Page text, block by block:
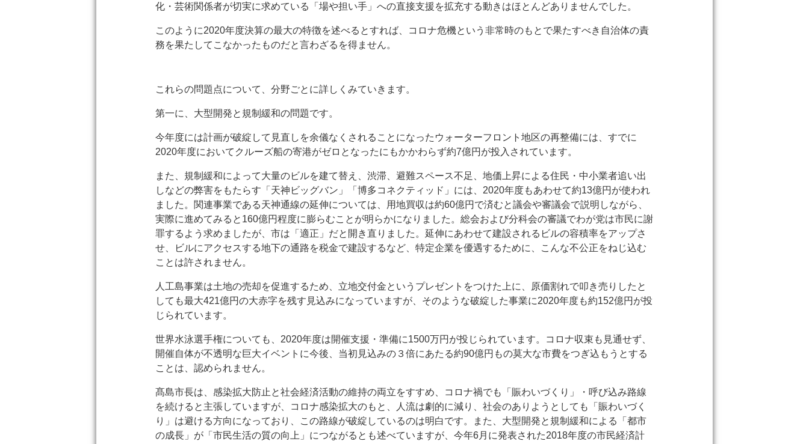
化・芸術関係者が切実に求めている「場や担い手」への直接支援を拡充する動きはほとんどありませんでした。
このように2020年度決算の最大の特徴を述べるとすれば、コロナ危機という非常時のもとで果たすべき自治体の責
務を果たしてこなかったものだと言わざるを得ません。
これらの問題点について、分野ごとに詳しくみていきます。
第一に、大型開発と規制緩和の問題です。
今年度には計画が破綻して見直しを余儀なくされることになったウォーターフロント地区の再整備には、すでに
2020年度においてクルーズ船の寄港がゼロとなったにもかかわらず約7億円が投入されています。
また、規制緩和によって大量のビルを建て替え、渋滞、避難スペース不足、地価上昇による住民・中小業者追い出
しなどの弊害をもたらす「天神ビッグバン」「博多コネクティッド」には、2020年度もあわせて約13億円が使われ
ました。関連事業である天神通線の延伸については、用地買収は約60億円で済むと議会や審議会で説明しながら、
実際に進めてみると160億円程度に膨らむことが明らかになりました。総会および分科会の審議でわが党は市民に謝
罪するよう求めましたが、市は「適正」だと開き直りました。延伸にあわせて建設されるビルの容積率をアップさ
せ、ビルにアクセスする地下の通路を税金で建設するなど、特定企業を優遇するために、こんな不公正をねじ込む
ことは許されません。
人工島事業は土地の売却を促進するため、立地交付金というプレゼントをつけた上に、原価割れで叩き売りしたと
しても最大421億円の大赤字を残す見込みになっていますが、そのような破綻した事業に2020年度も約152億円が投
じられています。
世界水泳選手権についても、2020年度は開催支援・準備に1500万円が投じられています。コロナ収束も見通せず、
開催自体が不透明な巨大イベントに今後、当初見込みの３倍にあたる約90億円もの莫大な市費をつぎ込もうとする
ことは、認められません。
髙島市長は、感染拡大防止と社会経済活動の維持の両立をすすめ、コロナ禍でも「賑わいづくり」・呼び込み路線
を続けると主張していますが、コロナ感染拡大のもと、人流は劇的に減り、社会のありようとしても「賑わいづく
り」は避ける方向になっており、この路線が破綻しているのは明白です。また、大型開発と規制緩和による「都市
の成長」が「市民生活の質の向上」につながるとも述べていますが、今年6月に発表された2018年度の市民経済計